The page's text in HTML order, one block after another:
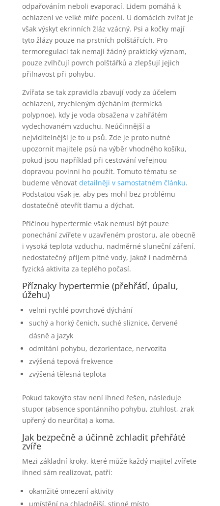
odpařováním neboli evaporací. Lidem pomáhá k
ochlazení ve velké míře pocení. U domácích zvířat je
však výskyt ekrinních žláz vzácný. Psi a kočky mají
tyto žlázy pouze na prstních polštářcích. Pro
termoregulaci tak nemají žádný praktický význam,
pouze zvlhčují povrch polštářků a zlepšují jejich
přilnavost při pohybu.
Zvířata se tak zpravidla zbavují vody za účelem
ochlazení, zrychleným dýcháním (termická
polypnoe), kdy je voda obsažena v zahřátém
vydechovaném vzduchu. Neúčinnější a
nejviditelnější je to u psů. Zde je proto nutné
upozornit majitele psů na výběr vhodného košíku,
pokud jsou například při cestování veřejnou
dopravou povinni ho použít. Tomuto tématu se
budeme věnovat detailněji v samostatném článku.
Podstatou však je, aby pes mohl bez problému
dostatečně otevřít tlamu a dýchat.
Příčinou hypertermie však nemusí být pouze
ponechání zvířete v uzavřeném prostoru, ale obecně
i vysoká teplota vzduchu, nadměrné sluneční záření,
nedostatečný příjem pitné vody, jakož i nadměrná
fyzická aktivita za teplého počasí.
Příznaky hypertermie (přehřátí, úpalu,
úžehu)
velmi rychlé povrchové dýchání
suchý a horký čenich, suché sliznice, červené
dásně a jazyk
odmítání pohybu, dezorientace, nervozita
zvýšená tepová frekvence
zvýšená tělesná teplota
Pokud takovýto stav není ihned řešen, následuje
stupor (absence spontánního pohybu, ztuhlost, zrak
upřený do neurčita) a koma.
Jak bezpečně a účinně zchladit přehřáté
zvíře
Mezi základní kroky, které může každý majitel zvířete
ihned sám realizovat, patří:
okamžité omezení aktivity
umístění na chladnější, stinné místo